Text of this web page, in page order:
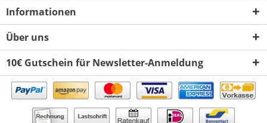
Informationen
Über uns
10€ Gutschein für Newsletter-Anmeldung